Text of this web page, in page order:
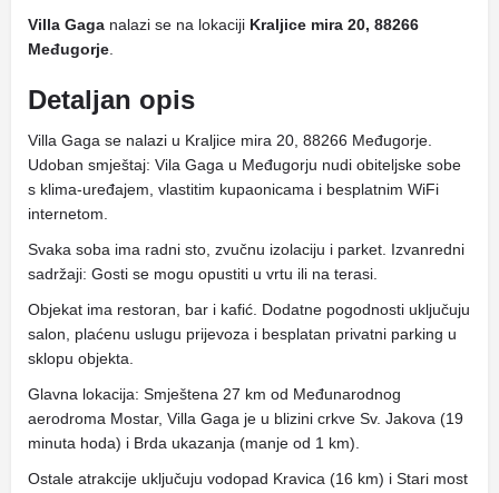
Villa Gaga nalazi se na lokaciji Kraljice mira 20, 88266
Međugorje
Detaljan opis
Villa Gaga se nalazi u Kraljice mira 20, 88266 Međugorje.
Udoban smještaj: Vila Gaga u Međugorju nudi obiteljske sobe
s klima-uređajem, vlastitim kupaonicama i besplatnim WiFi
internetom.
Svaka soba ima radni sto, zvučnu izolaciju i parket. Izvanredni
sadržaji: Gosti se mogu opustiti u vrtu ili na terasi.
Objekat ima restoran, bar i kafić. Dodatne pogodnosti uključuju
salon, plaćenu uslugu prijevoza i besplatan privatni parking u
sklopu objekta.
Glavna lokacija: Smještena 27 km od Međunarodnog
aerodroma Mostar, Villa Gaga je u blizini crkve Sv. Jakova (19
minuta hoda) i Brda ukazanja (manje od 1 km).
Ostale atrakcije uključuju vodopad Kravica (16 km) i Stari most